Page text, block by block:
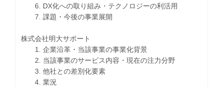
6. DX化への取り組み・テクノロジーの利活用
7. 課題・今後の事業展開
株式会社明大サポート
1. 企業沿革・当該事業の事業化背景
2. 当該事業のサービス内容・現在の注力分野
3. 他社との差別化要素
4. 業況